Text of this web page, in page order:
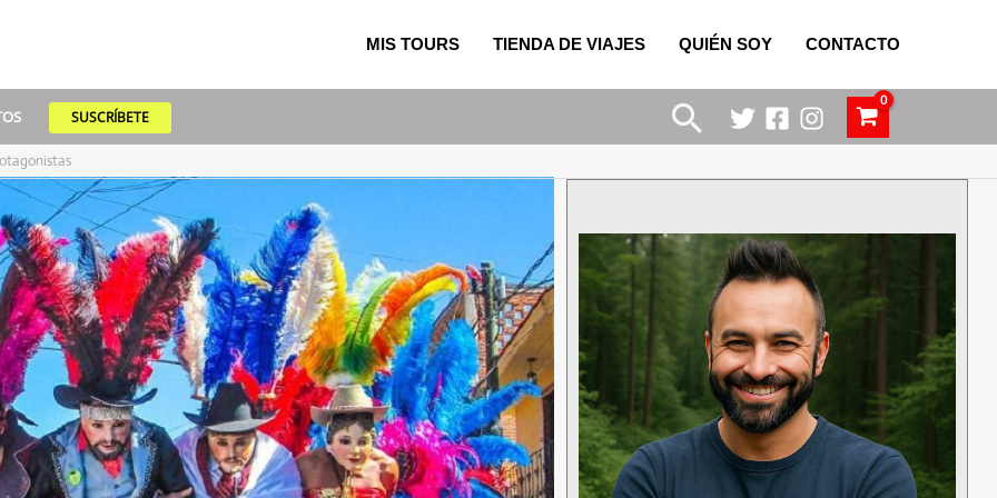
MIS TOURS TIENDA DE VIAJES QUIÉN SOY CONTACTO
SUSCRÍBETE Buscar